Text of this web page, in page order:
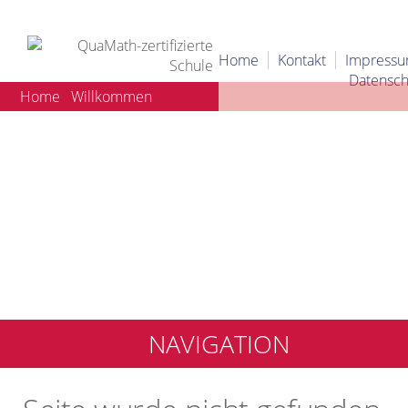
Home Kontakt
Home Willkommen
NAVIGATION